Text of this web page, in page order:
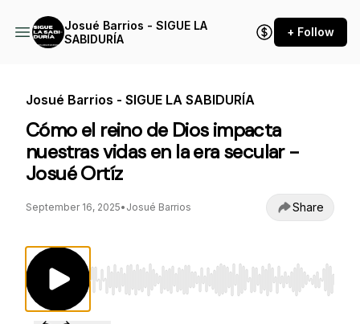
Josué Barrios - SIGUE LA
SABIDURÍA
+ Follow
Josué Barrios - SIGUE LA SABIDURÍA
Cómo el reino de Dios impacta
nuestras vidas en la era secular -
Josué Ortíz
September 16, 2025• Josué Barrios Share
Use Left/Right to seek, Home/End to jump